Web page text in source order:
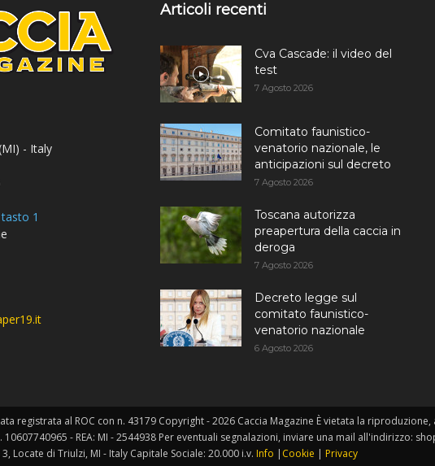
- Italy
1
Articoli recenti
Cva Cascade: il video del
test
7 Agosto 2026
Comitato faunistico-
venatorio nazionale, le
anticipazioni sul decreto
7 Agosto 2026
Toscana autorizza
preapertura della caccia in
deroga
7 Agosto 2026
Decreto legge sul
comitato faunistico-
venatorio nazionale
6 Agosto 2026
registrata al ROC con n. 43179 Copyright - 2026 Caccia Magazine È vietata la
10607740965 - REA: MI - 2544938 Per eventuali segnalazioni, inviare una mail all'indirizzo:
Locate di Triulzi, MI - Italy Capitale Sociale: 20.000 i.v. Info | Cookie | Privacy